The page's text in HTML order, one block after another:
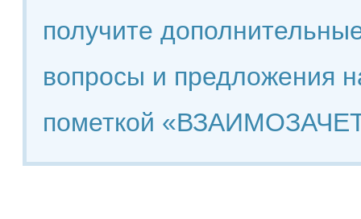
получите
вопросы и предложения
пометкой